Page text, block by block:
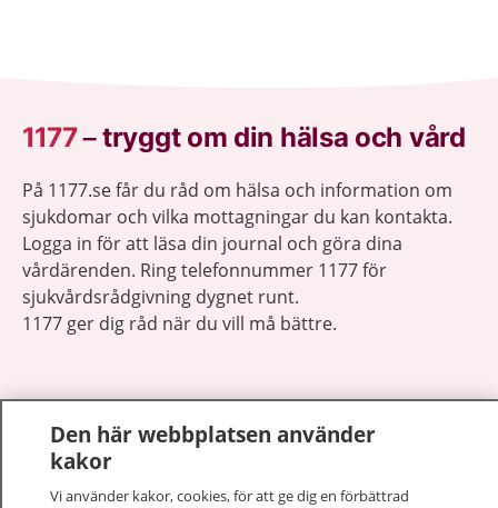
1177–tryggt om din hälsa och vård
På 1177.se får du råd om hälsa och information om
sjukdomar och vilka mottagningar du kan kontakta.
Logga in för att läsa din journal och göra dina
vårdärenden. Ring telefonnummer 1177 för
sjukvårdsrådgivning dygnet runt.
1177 ger dig råd när du vill må bättre.
1177 på flera språk
Den här webbplatsen använder
kakor
Vi använder kakor, cookies, för att ge dig en förbättrad